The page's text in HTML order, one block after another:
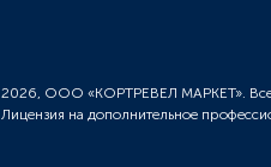
2026, ООО «КОРТРЕВЕЛ МАРКЕТ».
Лицензия на дополнительное